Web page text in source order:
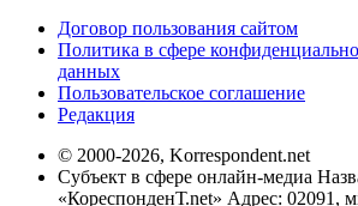
Договор пользования сайтом
Политика в сфере
данных
Пользовательское соглашение
Редакция
© 2000-2026, Korrespondent.net
Субъект в сфере онлайн-медиа
«КореспонденТ.net» Адрес: 02091,